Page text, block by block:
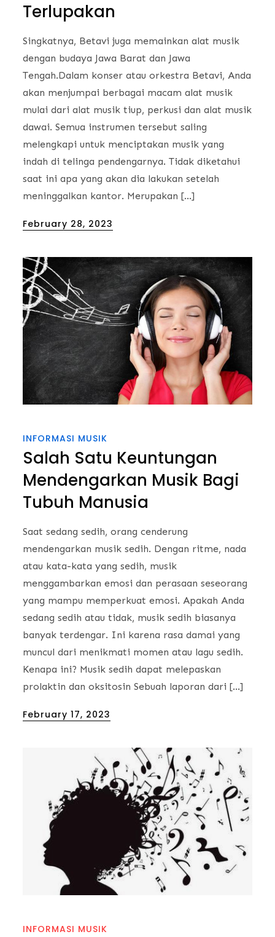
Terlupakan
Singkatnya, Betavi juga memainkan alat musik
dengan budaya Jawa Barat dan Jawa
Tengah.Dalam konser atau orkestra Betavi, Anda
akan menjumpai berbagai macam alat musik
mulai dari alat musik tiup, perkusi dan alat musik
dawai. Semua instrumen tersebut saling
melengkapi untuk menciptakan musik yang
indah di telinga pendengarnya. Tidak diketahui
saat ini apa yang akan dia lakukan setelah
meninggalkan kantor. Merupakan […]
Posted
February 28, 2023
INFORMASI MUSIK
Salah Satu Keuntungan
Mendengarkan Musik Bagi
Tubuh Manusia
Saat sedang sedih, orang cenderung
mendengarkan musik sedih. Dengan ritme, nada
atau kata-kata yang sedih, musik
menggambarkan emosi dan perasaan seseorang
yang mampu memperkuat emosi. Apakah Anda
sedang sedih atau tidak, musik sedih biasanya
banyak terdengar. Ini karena rasa damai yang
muncul dari menikmati momen atau lagu sedih.
Kenapa ini? Musik sedih dapat melepaskan
prolaktin dan oksitosin Sebuah laporan dari […]
Posted
February 17, 2023
INFORMASI MUSIK